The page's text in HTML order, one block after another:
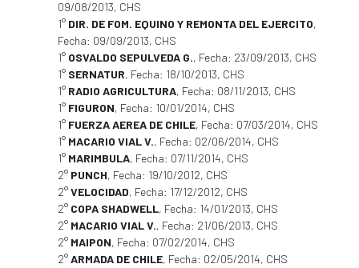
09/08/2013, CHS
1° DIR. DE FOM. EQUINO Y REMONTA DEL EJERCITO,
Fecha: 09/09/2013, CHS
1° OSVALDO SEPULVEDA G., Fecha: 23/09/2013, CHS
1° SERNATUR, Fecha: 18/10/2013, CHS
1° RADIO AGRICULTURA, Fecha: 08/11/2013, CHS
1° FIGURON, Fecha: 10/01/2014, CHS
1° FUERZA AEREA DE CHILE, Fecha: 07/03/2014, CHS
1° MACARIO VIAL V., Fecha: 02/06/2014, CHS
1° MARIMBULA, Fecha: 07/11/2014, CHS
2° PUNCH, Fecha: 19/10/2012, CHS
2°VELOCIDAD, Fecha: 17/12/2012, CHS
2° COPA SHADWELL, Fecha: 14/01/2013, CHS
2° MACARIO VIAL V., Fecha: 21/06/2013, CHS
2° MAIPON, Fecha: 07/02/2014, CHS
2°ARMADA DE CHILE, Fecha: 02/05/2014, CHS